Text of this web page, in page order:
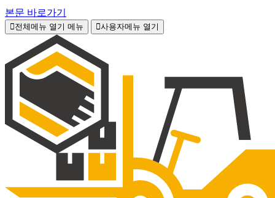
본문 바로가기
전체메뉴 열기 메뉴 사용자메뉴 열기